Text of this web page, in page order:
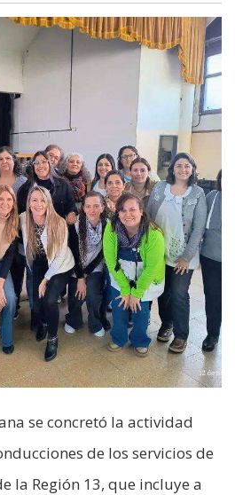
se concretó la actividad
de los servicios de
la Región 13, que incluye a